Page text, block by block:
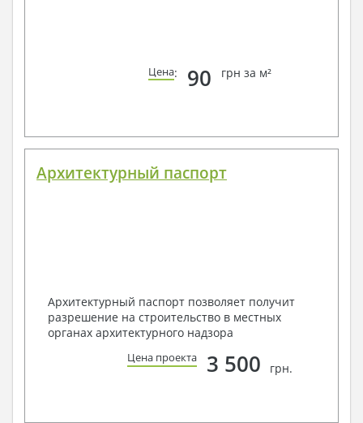
Цена: 90 грн за м²
Архитектурный паспорт
Архитектурный паспорт позволяет получит
разрешение на строительство в местных
органах архитектурного надзора
Цена проекта 3 500 грн.